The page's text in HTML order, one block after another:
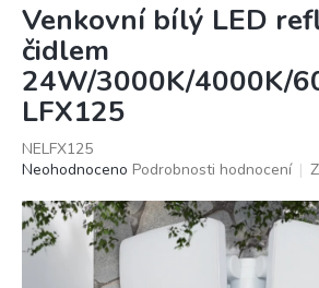
Venkovní bílý LED
čidlem
24W/3000K/4000K/
LFX125
NELFX125
Průměrné
produktu
je
0,0
Neohodnoceno Podrobnosti hodnocení